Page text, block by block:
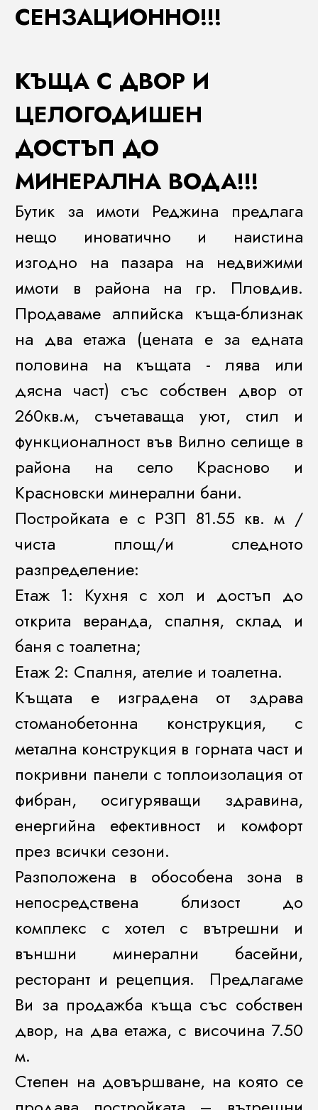
СЕНЗАЦИОННО!!!
КЪЩА С ДВОР И
ЦЕЛОГОДИШЕН
ДОСТЪП ДО
МИНЕРАЛНА ВОДА!!!
Бутик за имоти Реджина предлага
нещо иноватично и наистина
изгодно на пазара на недвижими
имоти в района на гр. Пловдив.
Продаваме алпийска къща-близнак
на два етажа (цената е за едната
половина на къщата - лява или
дясна част) със собствен двор от
260кв.м, съчетаваща уют, стил и
функционалност във Вилно селище в
района на село Красново и
Красновски минерални бани.
Постройката е с РЗП 81.55 кв. м /
чиста площ/и следното
разпределение:
Етаж 1: Кухня с хол и достъп до
открита веранда, спалня, склад и
баня с тоалетна;
Етаж 2: Спалня, ателие и тоалетна.
Къщата е изградена от здрава
стоманобетонна конструкция, с
метална конструкция в горната част и
покривни панели с топлоизолация от
фибран, осигуряващи здравина,
енергийна ефективност и комфорт
през всички сезони.
Разположена в обособена зона в
непосредствена близост до
комплекс с хотел с вътрешни и
външни минерални басейни,
ресторант и рецепция. Предлагаме
Ви за продажба къща със собствен
двор, на два етажа, с височина 7.50
м.
Степен на довършване, на която се